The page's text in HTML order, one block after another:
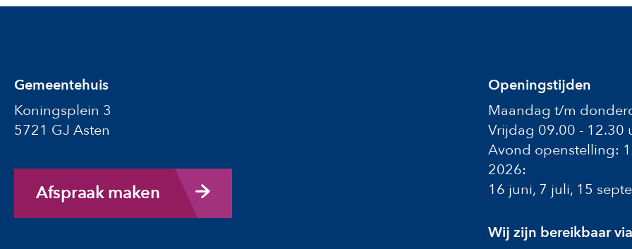
Gemeentehuis
Koningsplein 3
5721 GJ Asten
Afspraak maken
Openingstijden
Maandag t/m
Vrijdag 09.00 - 12.30
Avond openstelling:
2026:
16 juni, 7 juli, 15
Wij zijn bereikbaar via